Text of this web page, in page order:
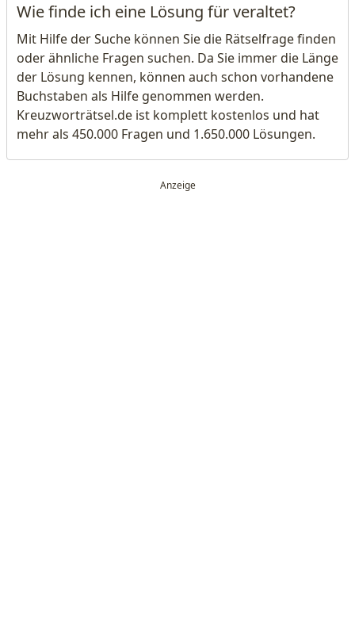
Wie finde ich eine Lösung für veraltet?
Mit Hilfe der Suche können Sie die Rätselfrage finden
oder ähnliche Fragen suchen. Da Sie immer die Länge
der Lösung kennen, können auch schon vorhandene
Buchstaben als Hilfe genommen werden.
Kreuzworträtsel.de ist komplett kostenlos und hat
mehr als 450.000 Fragen und 1.650.000 Lösungen.